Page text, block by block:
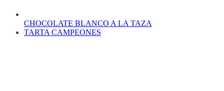
CHOCOLATE BLANCO A LA TAZA
TARTA CAMPEONES